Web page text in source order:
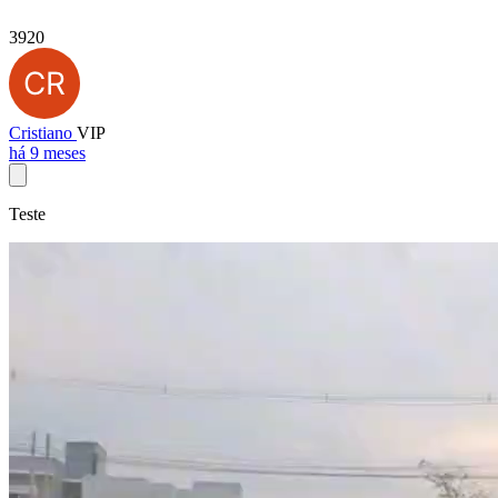
3920
Cristiano VIP
há 9 meses
Teste